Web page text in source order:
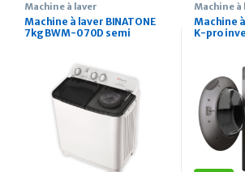
Machine à laver
Machine à laver BINATONE
7kg BWM-070D semi
Machine à
Machine
K-pro